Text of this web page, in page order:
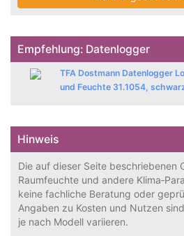
Empfehlung: Datenlogger
TFA Dostmann Datenlogger
und Feuchte 31.1054,
Hinweis
Die auf dieser Seite beschriebenen
Raumfeuchte und andere
keine fachliche Beratung oder
Angaben zu Kosten und Nutzen
je nach Modell variieren.